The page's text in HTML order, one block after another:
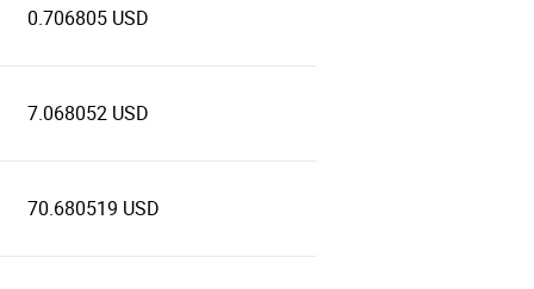
0.706805 USD
7.068052 USD
70.680519 USD